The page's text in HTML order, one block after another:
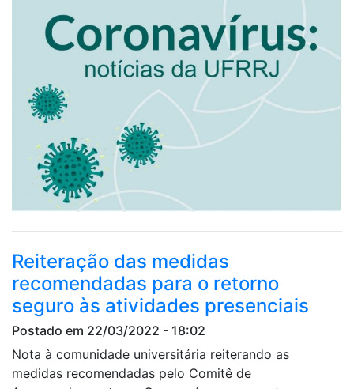
Reiteração das medidas
recomendadas para o retorno
seguro às atividades presenciais
Postado em 22/03/2022 - 18:02
Nota à comunidade universitária reiterando as
medidas recomendadas pelo Comitê de